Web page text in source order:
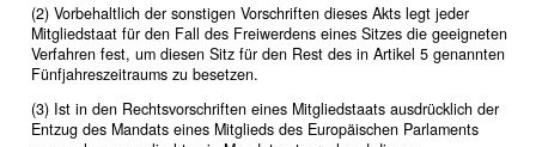
(2) Vorbehaltlich der sonstigen Vorschriften dieses Akts legt jeder
Mitgliedstaat für den Fall des Freiwerdens eines Sitzes die geeigneten
Verfahren fest, um diesen Sitz für den Rest des in Artikel 5 genannten
Fünfjahreszeitraums zu besetzen.
(3) Ist in den Rechtsvorschriften eines Mitgliedstaats ausdrücklich der
Entzug des Mandats eines Mitglieds des Europäischen Parlaments